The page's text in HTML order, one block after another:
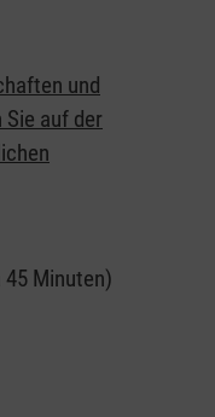
und
auf der
Minuten)